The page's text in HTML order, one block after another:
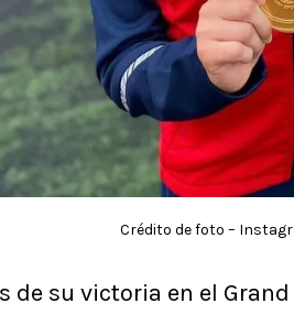
Crédito de foto –
de su victoria en el